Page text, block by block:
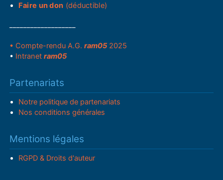
Faire un don (déductible)
• Compte-rendu A.G.ram05 2025
• Intranetram05
Partenariats
Notre politique de partenariats
Nos conditions générales
Mentions légales
RGPD & Droits d'auteur